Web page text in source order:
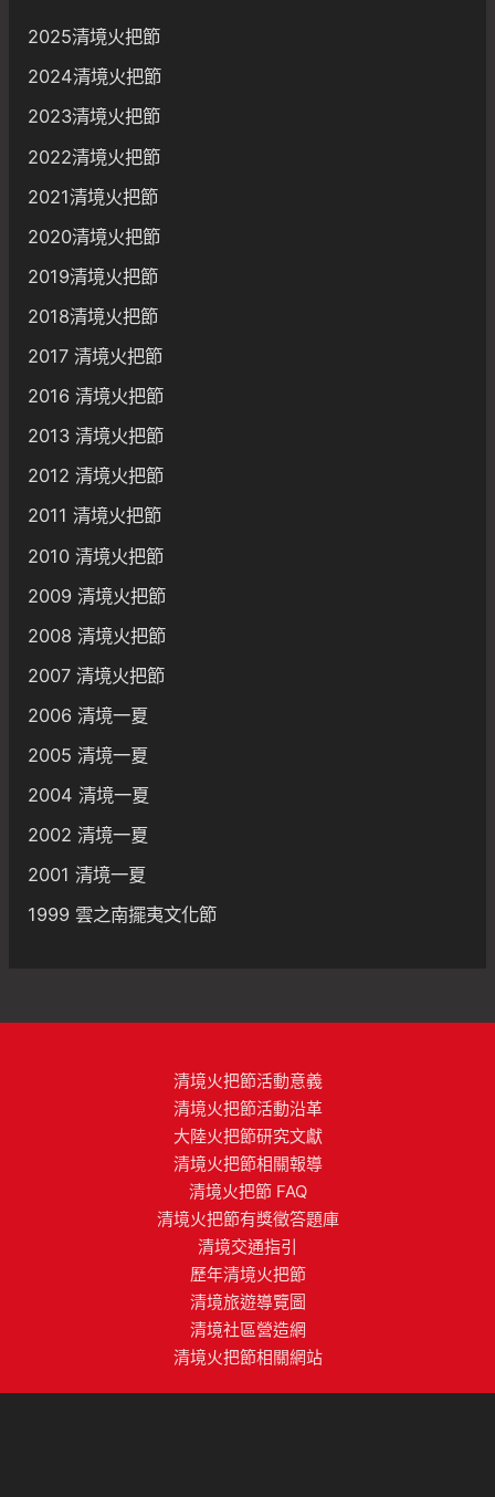
2025清境火把節
2024清境火把節
2023清境火把節
2022清境火把節
2021清境火把節
2020清境火把節
2019清境火把節
2018清境火把節
2017 清境火把節
2016 清境火把節
2013 清境火把節
2012 清境火把節
2011 清境火把節
2010 清境火把節
2009 清境火把節
2008 清境火把節
2007 清境火把節
2006 清境一夏
2005 清境一夏
2004 清境一夏
2002 清境一夏
2001 清境一夏
1999 雲之南擺夷文化節
清境火把節活動意義
清境火把節活動沿革
大陸火把節研究文獻
清境火把節相關報導
清境火把節 FAQ
清境火把節有獎徵答題庫
清境交通指引
歷年清境火把節
清境旅遊導覽圖
清境社區營造網
清境火把節相關網站